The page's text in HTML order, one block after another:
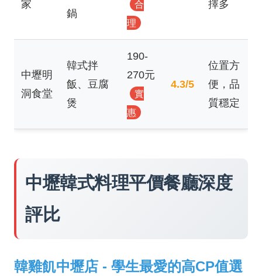
家
鍋
合
理
擇多
中壢明
洞食堂
韓式拌
飯、豆腐
煲
190-
270元
實
惠
4.3/5
位置方
便，品
質穩定
中壢韓式料理平價餐廳深度
評比
韓雞飢中壢店 - 學生最愛的高CP值選